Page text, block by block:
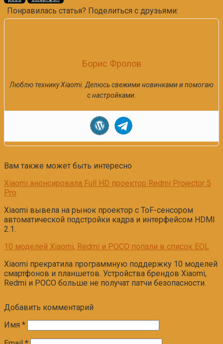
Понравилась статья? Поделиться с друзьями:
Борис Фролов
Люблю технику Xiaomi. Делюсь свежими новинками и помогаю
с настройками.
Вам также может быть интересно
Xiaomi анонсировала Full HD проектор Redmi Projector 5
Pro
Xiaomi вывела на рынок проектор с ToF-сенсором
автоматической подстройки кадра и интерфейсом HDMI
2.1.
10 моделей Xiaomi, Redmi и POCO попали в список EOL
Xiaomi прекратила программную поддержку 10 моделей
смартфонов и планшетов. Устройства брендов Xiaomi,
Redmi и POCO больше не получат патчи безопасности.
Добавить комментарий
Имя *